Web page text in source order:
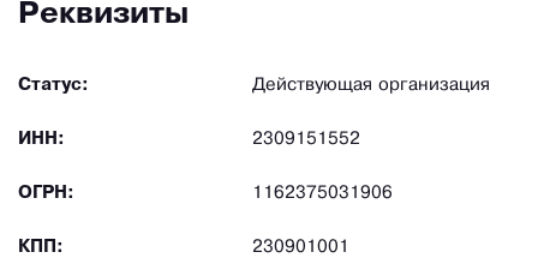
Реквизиты
Статус: Действующая организация
ИНН: 2309151552
ОГРН: 1162375031906
КПП: 230901001